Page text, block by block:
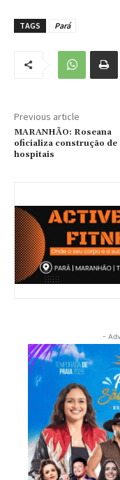
TAGS Pará
Previous article
MARANHÃO: Roseana
oficializa construção de
hospitais
-